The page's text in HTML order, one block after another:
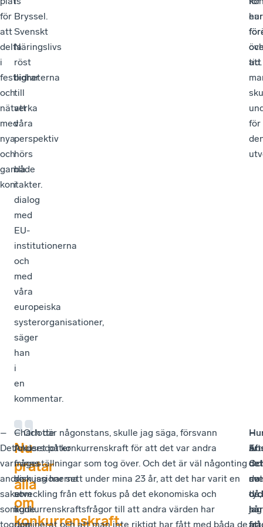
för
att
delta
i
festligheterna
och
nätverka
med
nya
och
gamla
kontakter.
Bryssel.
Svenskt
Näringslivs
röst
bidrar
till
att
våra
perspektiv
hörs
både
i
dialog
med
EU-
institutionerna
och
med
våra
europeiska
systerorganisationer,
säger
han
i
en
kommentar.
har
tid.
att
för
–
Det
var
andra
saker
som
tog
Nu
pratar
alla
om
konkurrenskraft.
Charlotte
Andersdotter
minns
diskussionerna
som
ägde
rum
– Och där någonstans, skulle jag säga, försvann
fokuset på konkurrenskraft för att det var andra
frågeställningar som tog över. Och det är väl någonting
som jag har sett under mina 23 år, att det har varit en
utveckling från ett fokus på det ekonomiska och
konkurrenskraftsfrågor till att andra värden har
dominerat och att man inte riktigt har fått med båda de
är
det
nu
då,
har
–
det
jag
att
–
det
så
är